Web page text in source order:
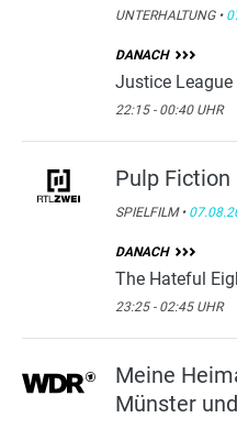
UNTERHALTUNG •
DANACH
Justice League
22:15 - 00:40 UHR
Pulp Fiction
SPIELFILM •
DANACH
The Hateful
23:25 - 02:45 UHR
Meine
Münster